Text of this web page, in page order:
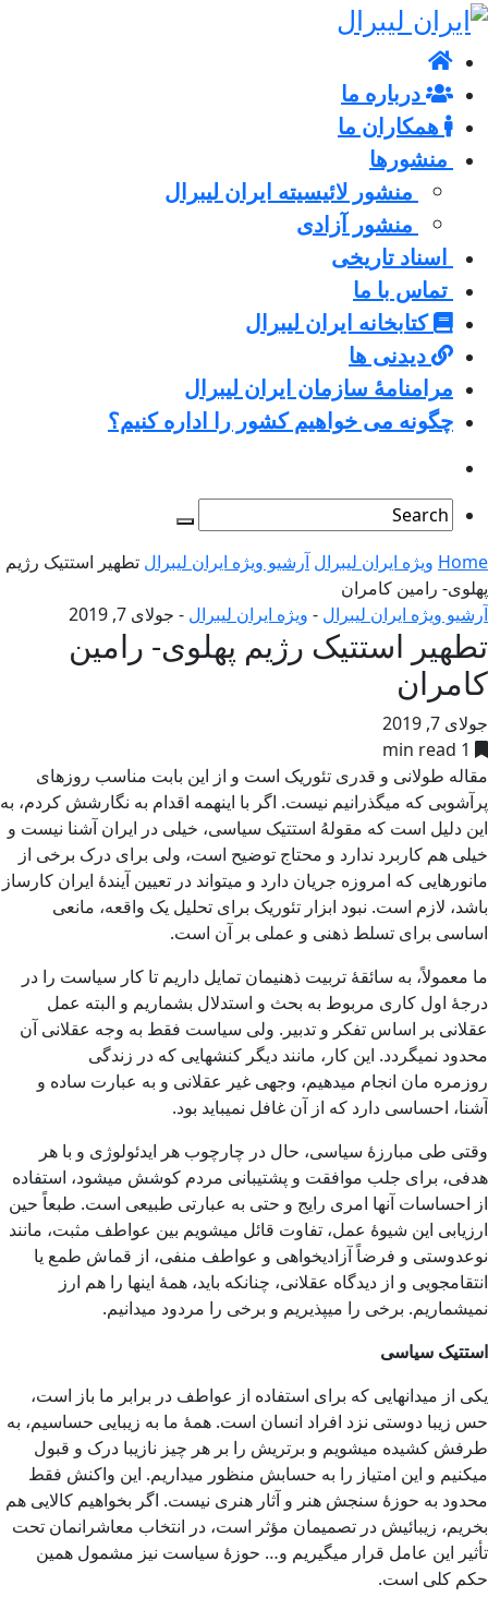
درباره ما
همکاران ما
منشورها
منشور لائیسیته ایران لیبرال
منشور آزادی
اسناد تاریخی
تماس با ما
کتابخانه ایران لیبرال
دیدنی ها
مرامنامۀ سازمان ایران لیبرال
چگونه می خواهیم کشور را اداره کنیم؟
Home ویژه ایران لیبرال آرشیو ویژه ایران لیبرال تطهیر استتیک رژیم
پهلوی- رامین کامران
آرشیو ویژه ایران لیبرال - ویژه ایران لیبرال - جولای 7, 2019
تطهیر استتیک رژیم پهلوی- رامین
کامران
جولای 7, 2019
1 min read
مقاله طولانی و قدری تئوریک است و از این بابت مناسب روزهای
پرآشوبی که میگذرانیم نیست. اگر با اینهمه اقدام به نگارشش کردم، به
این دلیل است که مقولهُ استتیک سیاسی، خیلی در ایران آشنا نیست و
خیلی هم کاربرد ندارد و محتاج توضیح است، ولی برای درک برخی از
مانورهایی که امروزه جریان دارد و میتواند در تعیین آیندۀ ایران کارساز
باشد، لازم است. نبود ابزار تئوریک برای تحلیل یک واقعه، مانعی
اساسی برای تسلط ذهنی و عملی بر آن است.
ما معمولاً، به سائقۀ تربیت ذهنیمان تمایل داریم تا کار سیاست را در
درجۀ اول کاری مربوط به بحث و استدلال بشماریم و البته عمل
عقلانی بر اساس تفکر و تدبیر. ولی سیاست فقط به وجه عقلانی آن
محدود نمیگردد. این کار، مانند دیگر کنشهایی که در زندگی
روزمره‌ مان انجام میدهیم، وجهی غیر عقلانی و به عبارت ساده و
آشنا، احساسی دارد که از آن غافل نمیباید بود.
وقتی طی مبارزۀ سیاسی، حال در چارچوب هر ایدئولوژی و با هر
هدفی، برای جلب موافقت و پشتیبانی مردم کوشش میشود، استفاده
از احساسات آنها امری رایج و حتی به عبارتی طبیعی است. طبعاً حین
ارزیابی این شیوۀ عمل، تفاوت قائل میشویم بین عواطف مثبت، مانند
نوعدوستی و فرضاً آزادیخواهی و عواطف منفی، از قماش طمع یا
انتقامجویی و از دیدگاه عقلانی، چنانکه باید، همۀ اینها را هم ارز
نمیشماریم. برخی را میپذیریم و برخی را مردود میدانیم.
استتیک سیاسی
یکی از میدانهایی که برای استفاده از عواطف در برابر ما باز است،
حس زیبا دوستی نزد افراد انسان است. همۀ ما به زیبایی حساسیم، به
طرفش کشیده میشویم و برتریش را بر هر چیز نازیبا درک و قبول
میکنیم و این امتیاز را به حسابش منظور میداریم. این واکنش فقط
محدود به حوزۀ سنجش هنر و آثار هنری نیست. اگر بخواهیم کالایی هم
بخریم، زیبائیش در تصمیمان مؤثر است، در انتخاب معاشرانمان تحت
تأثیر این عامل قرار میگیریم و… حوزۀ سیاست نیز مشمول همین
حکم کلی است.